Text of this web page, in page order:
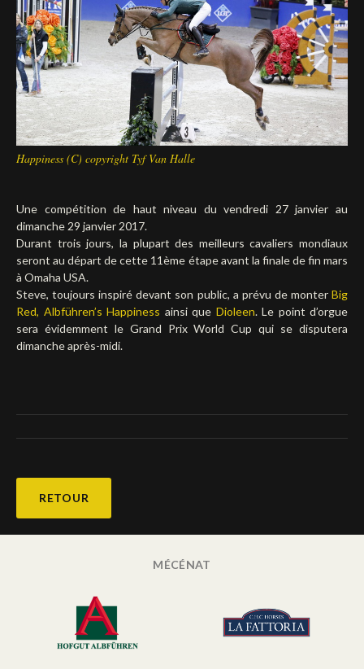
Deutsch
Happiness (C) copyright Tyf Van Halle
Une compétition de haut niveau du vendredi 27 janvier au
dimanche 29 janvier 2017.
Durant trois jours, la plupart des meilleurs cavaliers mondiaux
seront au départ de cette 11ème étape avant la finale de fin mars
à Omaha USA.
Steve, toujours inspiré devant son public, a prévu de monter Big
Red, Albführen’s Happiness ainsi que Dioleen. Le point d’orgue
sera évidemment le Grand Prix World Cup qui se disputera
dimanche après-midi.
RETOUR
MÉCÉNAT